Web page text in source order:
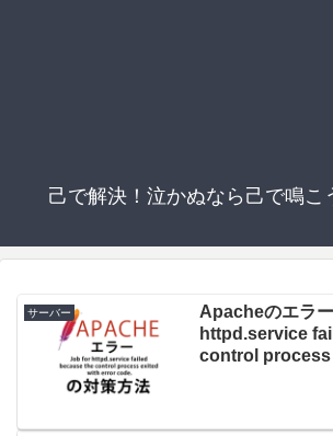
己で解決！泣かぬなら己で鳴こ
サーバー
Apacheのエラ
httpd.service
control process